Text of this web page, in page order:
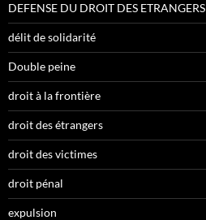
DEFENSE DU DROIT DES ETRANGERS
délit de solidarité
Double peine
droit à la frontière
droit des étrangers
droit des victimes
droit pénal
expulsion